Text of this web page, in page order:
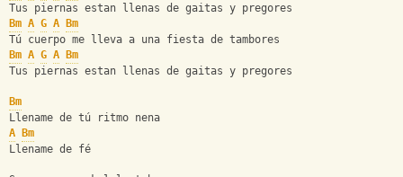
Tus piernas estan llenas de gaitas y pregores
Bm A G A
Bm
Tú cuerpo me lleva a una fiesta de tambores
Bm A G A
Bm
Tus piernas estan llenas de gaitas y pregores
Bm
Llename de tú ritmo nena
A
Bm
Llename de fé